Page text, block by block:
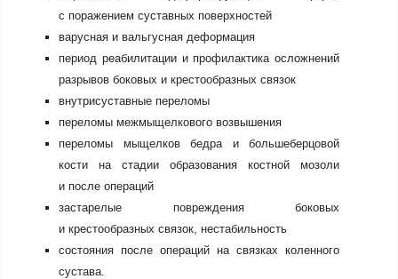
с поражением суставных поверхностей
варусная и вальгусная деформация
период реабилитации и профилактика осложнений
разрывов боковых и крестообразных связок
внутрисуставные переломы
переломы межмыщелкового возвышения
переломы мыщелков бедра и большеберцовой
кости на стадии образования костной мозоли
и после операций
застарелые повреждения боковых
и крестообразных связок, нестабильность
состояния после операций на связках коленного
сустава.